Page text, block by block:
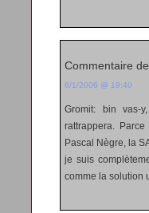
Commentaire de
6/1/2006 @ 19:40
Gromit: bin vas-
rattrappera.
Pascal Nègre, la
je suis
comme la solution